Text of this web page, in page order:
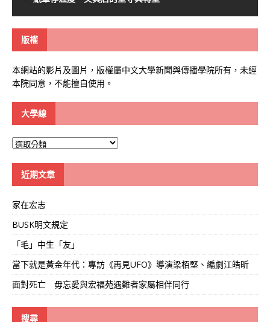
版權
本網站的影片及圖片，版權屬中文大學新聞與傳播學院所有，未經
本院同意，不能擅自使用。
大學線
大
近期文章
家在宏志
BUSK明文規定
「毛」中生「友」
當下就是黃金年代：專訪《再見UFO》導演梁栢堅、編劇江皓昕
面對死亡 毋忘愛與宏福苑遇難者家屬相伴同行
搜尋